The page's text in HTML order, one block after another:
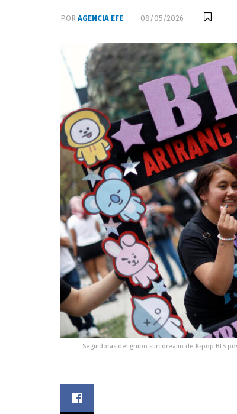
POR AGENCIA EFE 08/05/2026
Seguidoras del grupo surcoreano de K-pop BTS